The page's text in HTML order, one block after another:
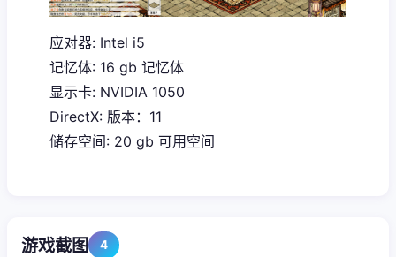
应对器: Intel i5
记忆体: 16 gb 记忆体
显示卡: NVIDIA 1050
DirectX: 版本：11
储存空间: 20 gb 可用空间
游戏截图 4